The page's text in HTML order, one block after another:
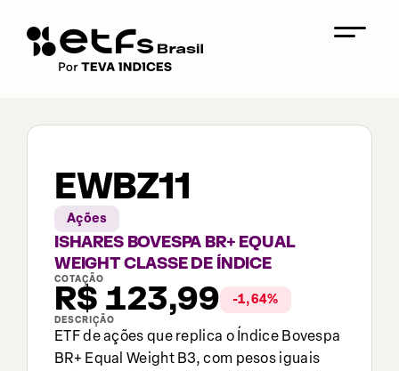
EWBZ11
Ações
ISHARES BOVESPA BR+ EQUAL
WEIGHT CLASSE DE ÍNDICE
COTAÇÃO
R$ 123,99 -1,64%
DESCRIÇÃO
ETF de ações que replica o Índice Bovespa
BR+ Equal Weight B3, com pesos iguais